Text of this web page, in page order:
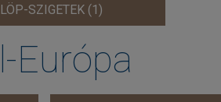
SZIGETEK (1)
Európa